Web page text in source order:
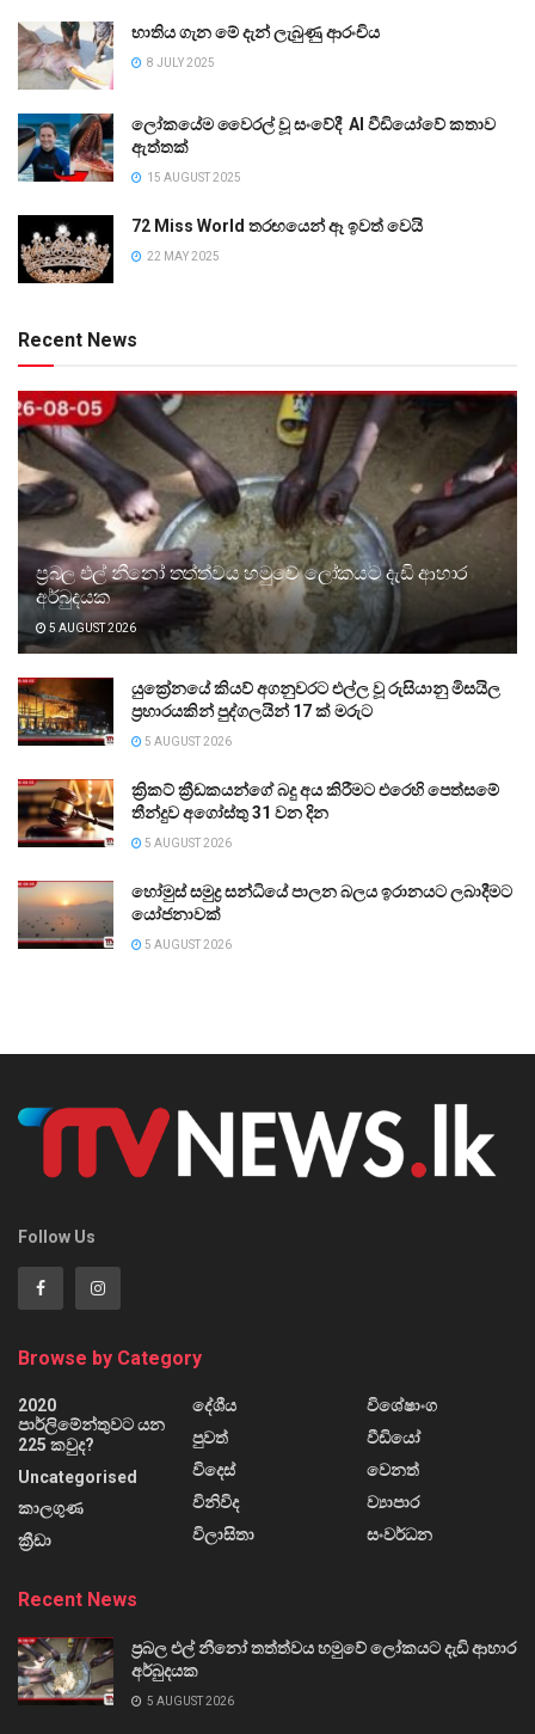
භාතිය ගැන මේ දැන් ලැබුණු ආරංචිය
8 JULY 2025
ලෝකයේම වෛරල් වූ සංවේදී AI වීඩියෝවේ කතාව
ඇත්තක්
15 AUGUST 2025
72 Miss World තරඟයෙන් ඈ ඉවත් වෙයි
22 MAY 2025
Recent News
ප්‍රබල එල් නීනෝ තත්ත්වය හමුවේ ලෝකයට දැඩි ආහාර
අර්බුදයක
5 AUGUST 2026
යුක්‍රේනයේ කියව් අගනුවරට එල්ල වූ රුසියානු මිසයිල
ප්‍රහාරයකින් පුද්ගලයින් 17 ක් මරුට
5 AUGUST 2026
ක්‍රිකට් ක්‍රීඩකයන්ගේ බදු අය කිරීමට එරෙහි පෙත්සමේ
තීන්දුව අගෝස්තු 31 වන දින
5 AUGUST 2026
හෝමුස් සමුද්‍ර සන්ධියේ පාලන බලය ඉරානයට ලබාදීමට
යෝජනාවක්
5 AUGUST 2026
Follow Us
Browse by Category
2020
පාර්ලිමේන්තුවට යන
225 කවුද?
Uncategorised
කාලගුණ
ක්‍රීඩා
දේශීය
පුවත්
විදෙස්
විනිවිද
විලාසිතා
විශේෂාංග
වීඩියෝ
වෙනත්
ව්‍යාපාර
සංවර්ධන
Recent News
ප්‍රබල එල් නීනෝ තත්ත්වය හමුවේ ලෝකයට දැඩි ආහාර
අර්බුදයක
5 AUGUST 2026